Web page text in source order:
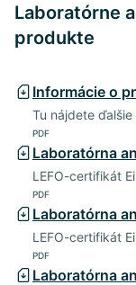
Laboratórne
produkte
Informácie o
Tu nájdete
PDF
Laboratórna
LEFO-certifikát
PDF
Laboratórna
LEFO-certifikát
PDF
Laboratórna